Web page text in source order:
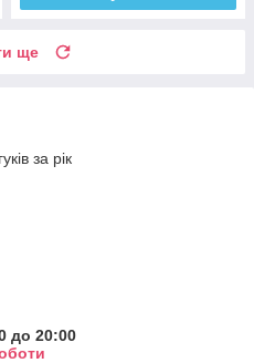
ще
за рік
до 20:00